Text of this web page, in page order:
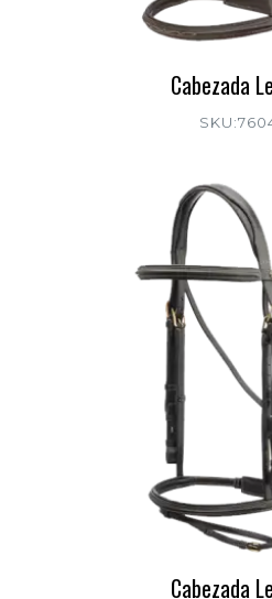
Cabezada
Cabezada